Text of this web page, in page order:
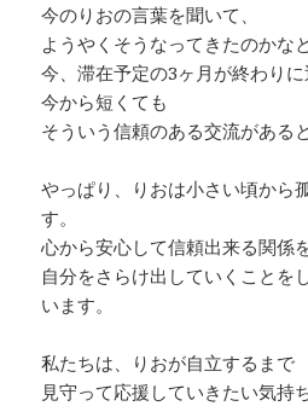
今のりおの言葉を聞いて、
ようやくそうなってきたのかなと
今、滞在予定の3ヶ月が終わりに
今から短くても
そういう信頼のある交流がある
やっぱり、りおは小さい頃から
す。
心から安心して信頼出来る関係
自分をさらけ出していくことを
います。
私たちは、りおが自立するまで
見守って応援していきたい気持